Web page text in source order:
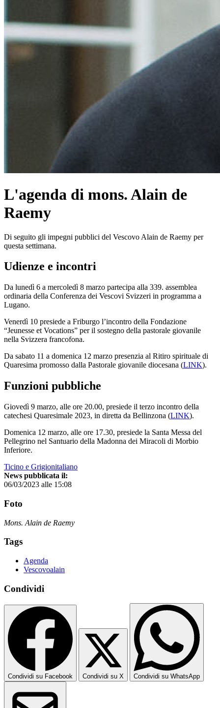
L'agenda di mons. Alain de
Raemy
Di seguito gli impegni pubblici del Vescovo Alain de Raemy per
questa settimana.
Udienze e incontri
Da lunedì 6 a mercoledì 8 marzo partecipa alla 339. assemblea
ordinaria della Conferenza dei Vescovi Svizzeri in programma a
Lugano.
Venerdì 10 presiede a Friburgo l’incontro della Fondazione
“Jeunesse et Vocations” per il sostegno della pastorale giovanile
nella Svizzera francofona.
Da sabato 11 a domenica 12 marzo presenzia al Ritiro spirituale di
Quaresima promosso dalla Pastorale giovanile diocesana (LINK).
Funzioni pubbliche
Giovedì 9 marzo, alle ore 20.00, presiede il terzo incontro della
catechesi Quaresimale 2023, in diretta da Bellinzona (LINK).
Domenica 12 marzo, alle ore 17.30, presiede la Santa Messa del
Pellegrino nel Santuario della Madonna dei Miracoli di Morbio
Inferiore.
Ticino e Grigionitaliano
News pubblicata il:
06/03/2023 alle 15:08
Foto
Mons. Alain de Raemy
Tags
Agenda
Vescovoalain
Condividi
Condividi su Facebook Condividi su X Condividi su WhatsApp